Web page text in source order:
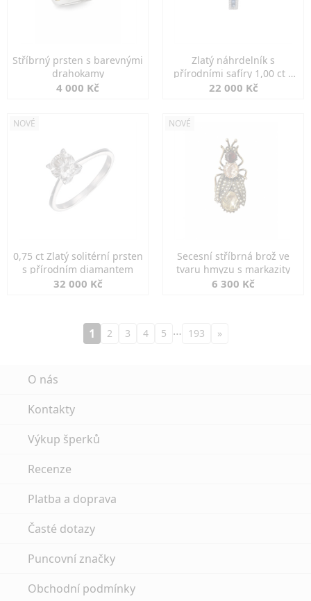
Stříbrný prsten s barevnými
drahokamy
4 000 Kč
Zlatý náhrdelník s
přírodními safíry 1,00 ct a
diamanty
22 000 Kč
NOVÉ
0,75 ct Zlatý solitérní prsten
s přírodním diamantem
32 000 Kč
NOVÉ
Secesní stříbrná brož ve
tvaru hmyzu s markazity
6 300 Kč
1 2 3 4 5 … 193 »
O nás
Kontakty
Výkup šperků
Recenze
Platba a doprava
Časté dotazy
Puncovní značky
Obchodní podmínky